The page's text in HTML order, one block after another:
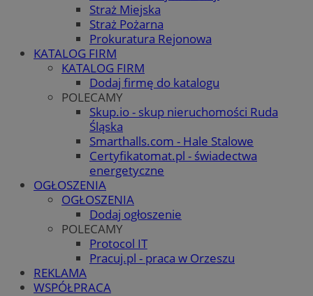
Straż Miejska
Straż Pożarna
Prokuratura Rejonowa
KATALOG FIRM
KATALOG FIRM
Dodaj firmę do katalogu
POLECAMY
Skup.io - skup nieruchomości Ruda
Śląska
Smarthalls.com - Hale Stalowe
Certyfikatomat.pl - świadectwa
energetyczne
OGŁOSZENIA
OGŁOSZENIA
Dodaj ogłoszenie
POLECAMY
Protocol IT
Pracuj.pl - praca w Orzeszu
REKLAMA
WSPÓŁPRACA